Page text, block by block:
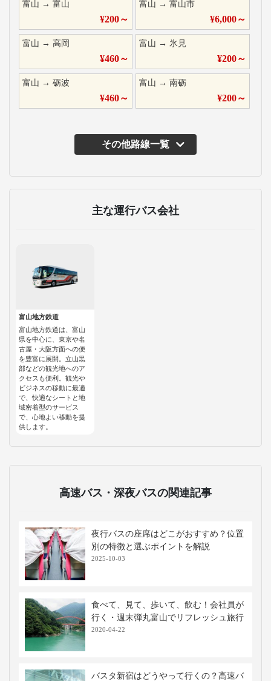
富山 → 富山
¥200～
富山 →富山市
¥6,000～
富山 → 高岡
¥460～
富山 →氷見
¥200～
富山 → 砺波
¥460～
富山 →南砺
¥200～
その他路線一覧
主な運行バス会社
富山地方鉄道
富山地方鉄道は、富山
県を中心に、東京や名
古屋・大阪方面への便
を豊富に展開。立山黒
部などの観光地へのア
クセスも便利。観光や
ビジネスの移動に最適
で、快適なシートと地
域密着型のサービス
で、心地よい移動を提
供します。
高速バス・深夜バスの関連記事
夜行バスの座席はどこがおすすめ？位置
別の特徴と選ぶポイントを解説
2025-10-03
食べて、見て、歩いて、飲む！会社員が
行く・週末弾丸富山でリフレッシュ旅行
2020-04-22
バスタ新宿はどうやって行くの？高速バ